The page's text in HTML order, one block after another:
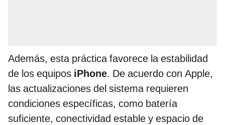
Además, esta práctica favorece la estabilidad
de los equipos iPhone. De acuerdo con Apple,
las actualizaciones del sistema requieren
condiciones específicas, como batería
suficiente, conectividad estable y espacio de